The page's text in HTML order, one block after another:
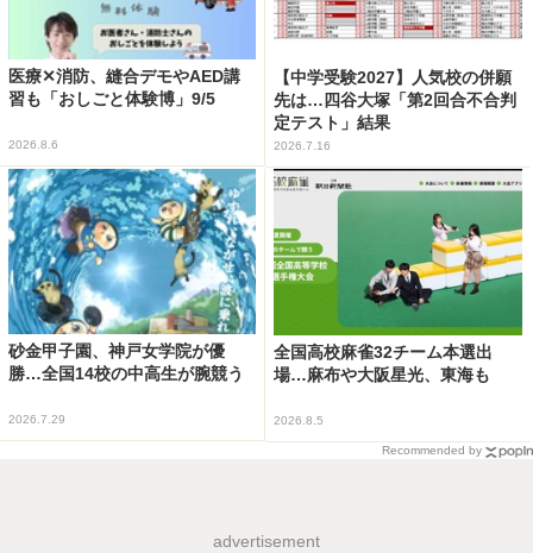
医療✕消防、縫合デモやAED講
習も「おしごと体験博」9/5
2026.8.6
【中学受験2027】人気校の併願
先は…四谷大塚「第2回合不合判
定テスト」結果
2026.7.16
砂金甲子園、神戸女学院が優
勝…全国14校の中高生が腕競う
2026.7.29
全国高校麻雀32チーム本選出
場…麻布や大阪星光、東海も
2026.8.5
Recommended by
advertisement